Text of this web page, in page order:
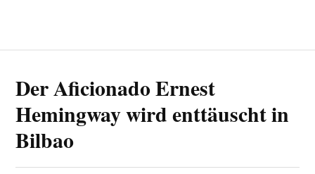
Der Aficionado Ernest
Hemingway wird enttäuscht in
Bilbao